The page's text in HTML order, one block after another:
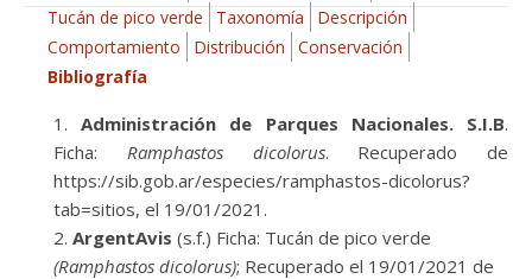
Tucán de pico verde
Taxonomía
Descripción
Comportamiento
Distribución
Conservación
Bibliografía
Administración de Parques Nacionales. S.I.B.
Ficha: Ramphastos dicolorus. Recuperado de
https://sib.gob.ar/especies/ramphastos-dicolorus?
tab=sitios, el 19/01/2021.
ArgentAvis (s.f.) Ficha: Tucán de pico verde
(Ramphastos dicolorus); Recuperado el 19/01/2021 de